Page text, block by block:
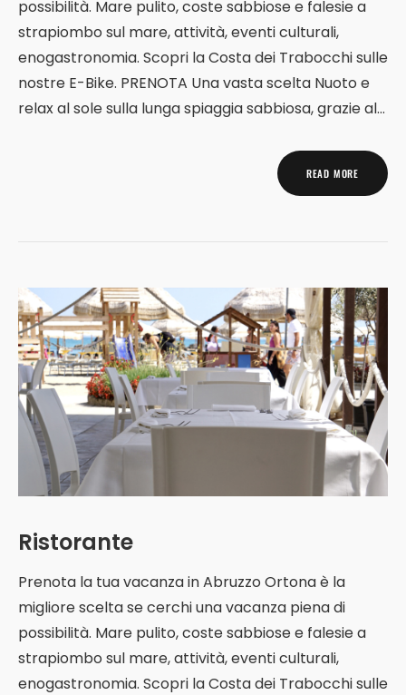
possibilità. Mare pulito, coste sabbiose e falesie a
strapiombo sul mare, attività, eventi culturali,
enogastronomia. Scopri la Costa dei Trabocchi sulle
nostre E-Bike. PRENOTA Una vasta scelta Nuoto e
relax al sole sulla lunga spiaggia sabbiosa, grazie al...
READ MORE
Ristorante
Prenota la tua vacanza in Abruzzo Ortona è la
migliore scelta se cerchi una vacanza piena di
possibilità. Mare pulito, coste sabbiose e falesie a
strapiombo sul mare, attività, eventi culturali,
enogastronomia. Scopri la Costa dei Trabocchi sulle